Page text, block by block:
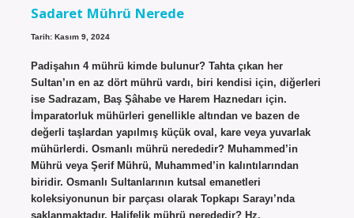
Sadaret Mührü Nerede
Tarih: Kasım 9, 2024
Padişahın 4 mührü kimde bulunur? Tahta çıkan her
Sultan’ın en az dört mührü vardı, biri kendisi için, diğerleri
ise Sadrazam, Baş Şâhabe ve Harem Haznedarı için.
İmparatorluk mühürleri genellikle altından ve bazen de
değerli taşlardan yapılmış küçük oval, kare veya yuvarlak
mühürlerdi. Osmanlı mührü nerededir? Muhammed’in
Mührü veya Şerif Mührü, Muhammed’in kalıntılarından
biridir. Osmanlı Sultanlarının kutsal emanetleri
koleksiyonunun bir parçası olarak Topkapı Sarayı’nda
saklanmaktadır. Halifelik mührü nerededir? Hz.